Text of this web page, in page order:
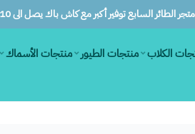
الطائر السابع توفير أكبر مع كاش باك يصل الى 10% سارع و استبدل رصيدك قبل شهرين
الكلاب منتجات الطيور منتجات الأسماك